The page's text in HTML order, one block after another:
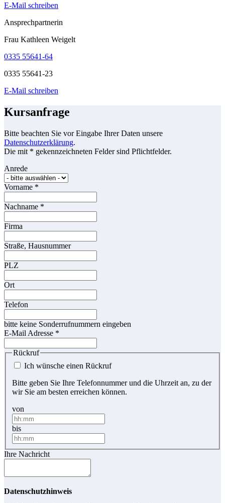
E-Mail schreiben
Ansprechpartnerin
Frau Kathleen Weigelt
0335 55641-64
0335 55641-23
E-Mail schreiben
Kursanfrage
Bitte beachten Sie vor Eingabe Ihrer Daten unsere
Datenschutzerklärung.
Die mit * gekennzeichneten Felder sind Pflichtfelder.
Anrede
Vorname *
Nachname *
Firma
Straße, Hausnummer
PLZ
Ort
Telefon
bitte keine Sonderrufnummern eingeben
E-Mail Adresse *
Rückruf
Ich wünsche einen Rückruf
Bitte geben Sie Ihre Telefonnummer und die Uhrzeit an, zu der
wir Sie am besten erreichen können.
von
bis
Ihre Nachricht
Datenschutzhinweis